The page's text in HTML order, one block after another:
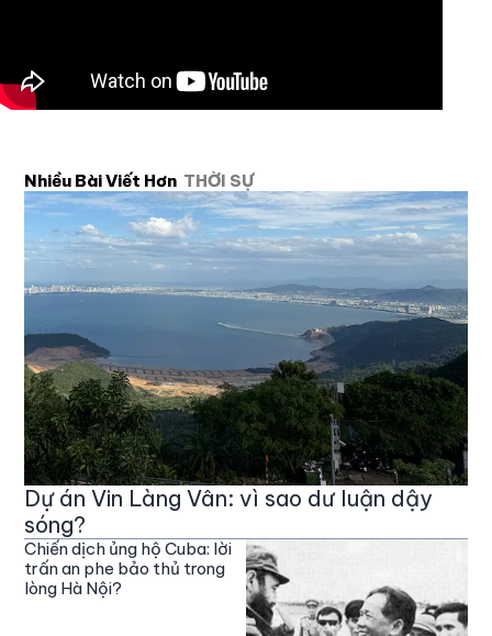
Nhiều Bài Viết Hơn THỜI SỰ
Dự án Vin Làng Vân: vì sao dư luận dậy
sóng?
Chiến dịch ủng hộ Cuba: lời
trấn an phe bảo thủ trong
lòng Hà Nội?